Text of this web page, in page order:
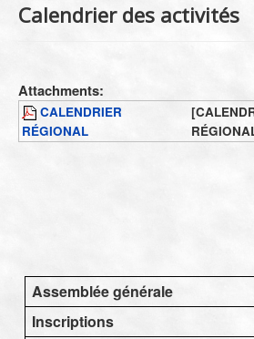
Ligues
Règlements
Clubs de notre région
Nous contacter
Calendrier des activités
Attachments:
CALENDRIER
RÉGIONAL
Assemblée générale
Inscriptions